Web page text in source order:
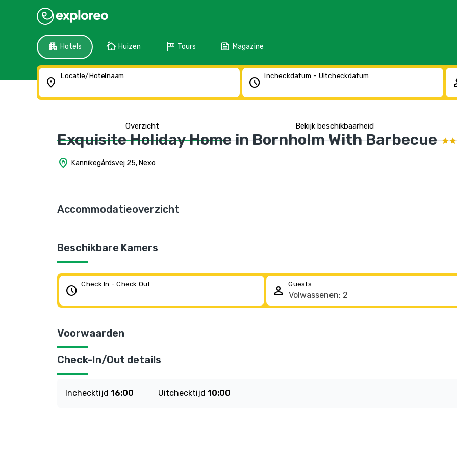
apartment Hotels cottage Huizen tour Tours feed Magazine
location_on Locatie/Hotelnaam schedule Incheckdatum - Uitcheckdatum
Overzicht Bekijk beschikbaarheid
Exquisite Holiday Home in Bornholm With Barbecue
home_pin Kannikegårdsvej 25, Nexo
Accommodatieoverzicht
Beschikbare Kamers
schedule Check In - Check Out person Guests
Voorwaarden
Check-In/Out details
Inchecktijd 16:00 Uitchecktijd 10:00